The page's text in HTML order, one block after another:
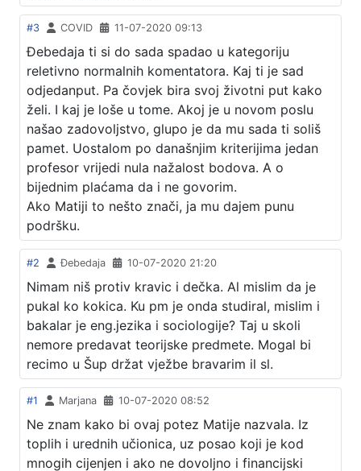
#3 COVID 11-07-2020 09:13
Đebedaja ti si do sada spadao u kategoriju
reletivno normalnih komentatora. Kaj ti je sad
odjedanput. Pa čovjek bira svoj životni put kako
želi. I kaj je loše u tome. Akoj je u novom poslu
našao zadovoljstvo, glupo je da mu sada ti soliš
pamet. Uostalom po današnjim kriterijima jedan
profesor vrijedi nula nažalost bodova. A o
bijednim plaćama da i ne govorim.
Ako Matiji to nešto znači, ja mu dajem punu
podršku.
#2 Đebedaja 10-07-2020 21:20
Nimam niš protiv kravic i dečka. Al mislim da je
pukal ko kokica. Ku pm je onda studiral, mislim i
bakalar je eng.jezika i sociologije? Taj u skoli
nemore predavat teorijske predmete. Mogal bi
recimo u Šup držat vježbe bravarim il sl.
#1 Marjana 10-07-2020 08:52
Ne znam kako bi ovaj potez Matije nazvala. Iz
toplih i urednih učionica, uz posao koji je kod
mnogih cijenjen i ako ne dovoljno i financijski